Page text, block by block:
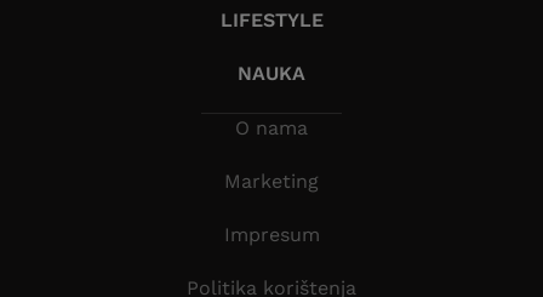
LIFESTYLE
NAUKA
O nama
Marketing
Impresum
Politika korištenja